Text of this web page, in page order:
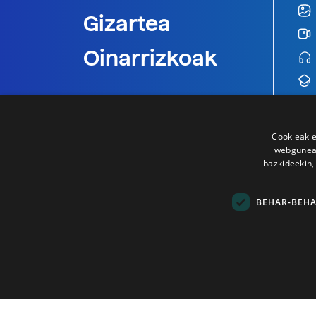
Gizartea
Oinarrizkoak
Cookieak
BEHAR-